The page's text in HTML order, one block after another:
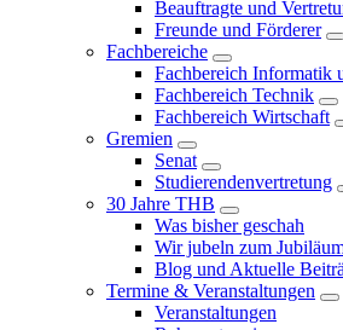
Beauftragte und
Freunde und Förderer
Fachbereiche
Fachbereich Informatik
Fachbereich Technik
Fachbereich Wirtschaft
Gremien
Senat
Studierendenvertretung
30 Jahre THB
Was bisher geschah
Wir jubeln zum
Blog und Aktuelle
Termine & Veranstaltungen
Veranstaltungen